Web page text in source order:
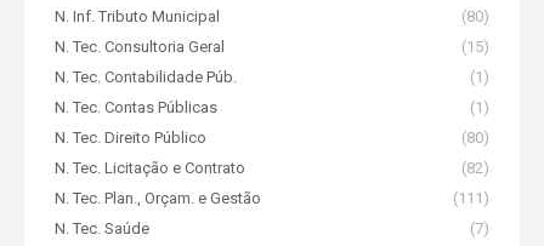
N. Inf. Tributo Municipal
(80)
N. Tec. Consultoria Geral
(15)
N. Tec. Contabilidade Púb.
(1)
N. Tec. Contas Públicas
(1)
N. Tec. Direito Público
(80)
N. Tec. Licitação e Contrato
(82)
N. Tec. Plan., Orçam. e Gestão
(111)
N. Tec. Saúde
(7)